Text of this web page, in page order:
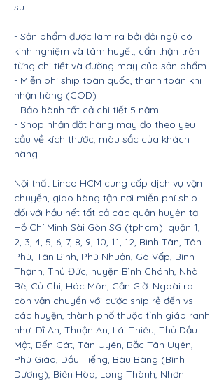
su.
- Sản phẩm được làm ra bởi đội ngũ có
kinh nghiệm và tâm huyết, cẩn thận trên
từng chi tiết và đường may của sản phẩm.
- Miễn phí ship toàn quốc, thanh toán khi
nhận hàng (COD)
- Bảo hành tất cả chi tiết 5 năm
- Shop nhận đặt hàng may đo theo yêu
cầu về kích thước, màu sắc của khách
hàng
Nội thất Linco HCM cung cấp dịch vụ vận
chuyển, giao hàng tận nơi miễn phí ship
đối với hầu hết tất cả các quận huyện tại
Hồ Chí Minh Sài Gòn SG (tphcm): quận 1,
2, 3, 4, 5, 6, 7, 8, 9, 10, 11, 12, Bình Tân, Tân
Phú, Tân Bình, Phú Nhuận, Gò Vấp, Bình
Thạnh, Thủ Đức, huyện Bình Chánh, Nhà
Bè, Củ Chi, Hóc Môn, Cần Giờ. Ngoài ra
còn vận chuyển với cước ship rẻ đến vs
các huyện, thành phố thuộc tỉnh giáp ranh
như: Dĩ An, Thuận An, Lái Thiêu, Thủ Dầu
Một, Bến Cát, Tân Uyên, Bắc Tân Uyên,
Phú Giáo, Dầu Tiếng, Bàu Bàng (Bình
Dương), Biên Hòa, Long Thành, Nhơn